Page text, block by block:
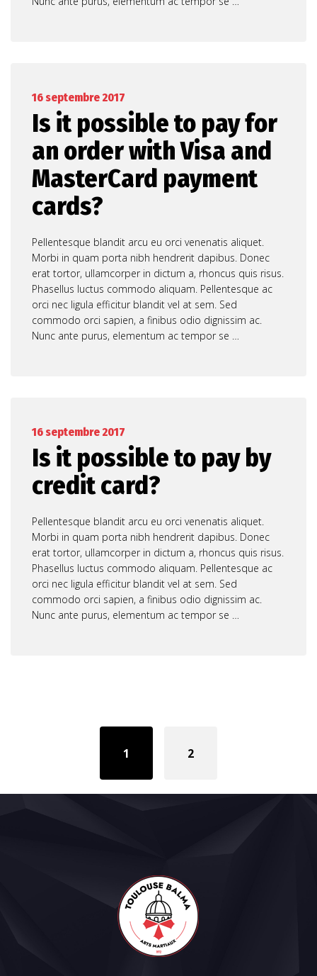
16 septembre 2017
Is it possible to pay for
an order with Visa and
MasterCard payment
cards?
Pellentesque blandit arcu eu orci venenatis aliquet.
Morbi in quam porta nibh hendrerit dapibus. Donec
erat tortor, ullamcorper in dictum a, rhoncus quis risus.
Phasellus luctus commodo aliquam. Pellentesque ac
orci nec ligula efficitur blandit vel at sem. Sed
commodo orci sapien, a finibus odio dignissim ac.
Nunc ante purus, elementum ac tempor se …
16 septembre 2017
Is it possible to pay by
credit card?
Pellentesque blandit arcu eu orci venenatis aliquet.
Morbi in quam porta nibh hendrerit dapibus. Donec
erat tortor, ullamcorper in dictum a, rhoncus quis risus.
Phasellus luctus commodo aliquam. Pellentesque ac
orci nec ligula efficitur blandit vel at sem. Sed
commodo orci sapien, a finibus odio dignissim ac.
Nunc ante purus, elementum ac tempor se …
navigation
1 2